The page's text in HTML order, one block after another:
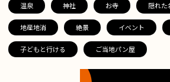
温泉 神社 お寺 隠れた
地産地消 絶景 イベント
子どもと行ける ご当地パン屋